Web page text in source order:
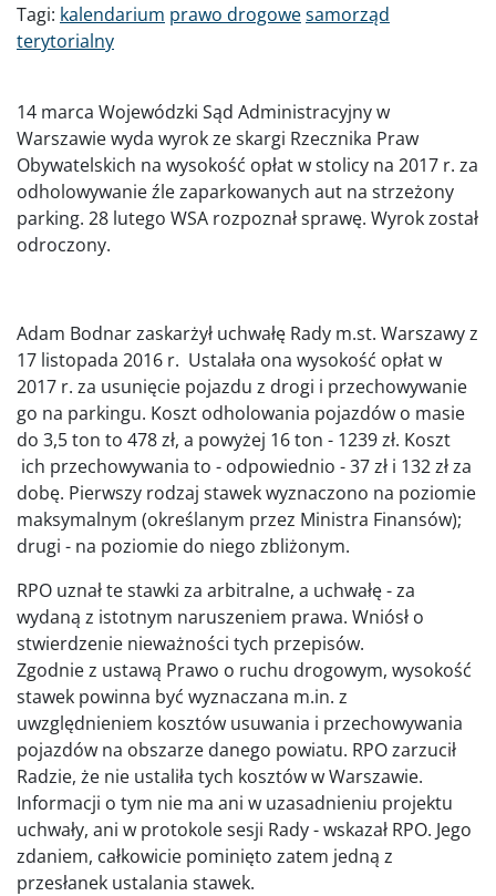
Tagi: kalendarium prawo drogowesamorząd
terytorialny
14 marca Wojewódzki Sąd Administracyjny w
Warszawie wyda wyrok ze skargi Rzecznika Praw
Obywatelskich na wysokość opłat w stolicy na 2017 r. za
odholowywanie źle zaparkowanych aut na strzeżony
parking. 28 lutego WSA rozpoznał sprawę. Wyrok został
odroczony.
Adam Bodnar zaskarżył uchwałę Rady m.st. Warszawy z
17 listopada 2016 r. Ustalała ona wysokość opłat w
2017 r. za usunięcie pojazdu z drogi i przechowywanie
go na parkingu. Koszt odholowania pojazdów o masie
do 3,5 ton to 478 zł, a powyżej 16 ton - 1239 zł. Koszt
ich przechowywania to - odpowiednio - 37 zł i 132 zł za
dobę. Pierwszy rodzaj stawek wyznaczono na poziomie
maksymalnym (określanym przez Ministra Finansów);
drugi - na poziomie do niego zbliżonym.
RPO uznał te stawki za arbitralne, a uchwałę - za
wydaną z istotnym naruszeniem prawa. Wniósł o
stwierdzenie nieważności tych przepisów.
Zgodnie z ustawą Prawo o ruchu drogowym, wysokość
stawek powinna być wyznaczana m.in. z
uwzględnieniem kosztów usuwania i przechowywania
pojazdów na obszarze danego powiatu. RPO zarzucił
Radzie, że nie ustaliła tych kosztów w Warszawie.
Informacji o tym nie ma ani w uzasadnieniu projektu
uchwały, ani w protokole sesji Rady - wskazał RPO. Jego
zdaniem, całkowicie pominięto zatem jedną z
przesłanek ustalania stawek.